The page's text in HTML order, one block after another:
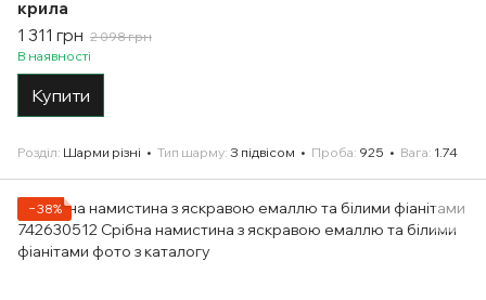
крила
1 311 грн 2 098 грн
В наявності
Купити
Розділ Шарми різні Тип шарму З підвісом Проба 925 Вага 1.74
−38%